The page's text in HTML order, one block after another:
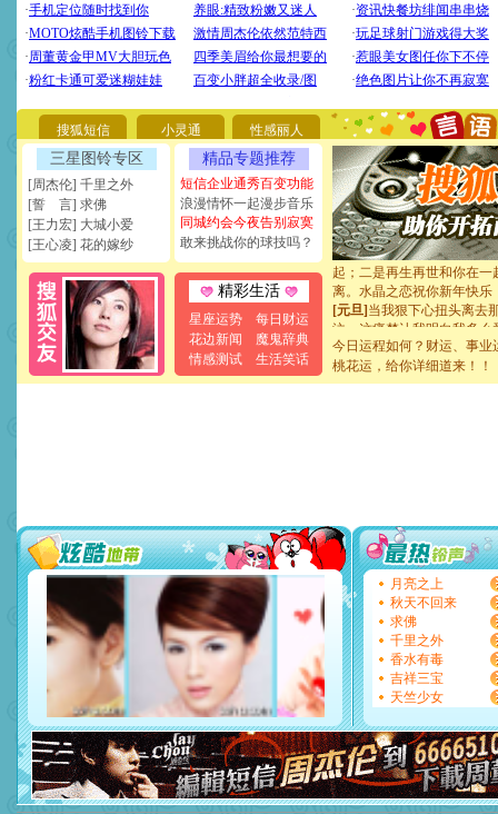
搜狐短信 小灵通 性感丽人
三星图铃专区
[周杰伦] 千里之外
[誓 言] 求佛
[王力宏] 大城小爱
[王心凌] 花的嫁纱
精品专题推荐
短信企业通秀百变功能
浪漫情怀一起漫步音乐
同城约会今夜告别寂寞
敢来挑战你的球技吗？
精彩生活
星座运势
每日财运
花边新闻
魔鬼辞典
情感测试
生活笑话
[圣诞节] 圣诞节到了，想想
你太多，只有给你五千万
要平安！千万要知足！千
[圣诞节]不只这样的日子才
天都要快乐噢!
[圣诞节]奉上一颗祝福的心,
如意,快乐,鲜花,一切美好的
[元旦]看到你我会触电；看
断电。爱你是我职业，想
你是我专业！水晶之恋祝你
[元旦]如果上天让我许三个
起；二是再生再世和你在
离。水晶之恋祝你新年快乐
[元旦]当我狠下心扭头离去
泣，这痛楚让我明白我多
卖了。水晶之恋祝你新年快
[春节]风柔雨润好月圆，半
颜！冬去春来似水如烟，
道一声平安！新年吉祥万事
能正大光明地骚扰你,告诉
天都要快乐噢!
[圣诞节]
奉上一颗祝福的
如意,快乐,鲜花,一切美好
[元旦]
看到你我会触电；
断电。爱你是我职业，想
你是我专业！水晶之恋祝你
[元旦]
如果上天让我许三
起；二是再生再世和你在
离。水晶之恋祝你新年快乐
[元旦]当我狠下心扭头离去
泣，这痛楚让我明白我多
卖了。水晶之恋祝你新年快
[春节]风柔雨润好月圆，半
颜！冬去春来似水如烟，
今日运程如何？财运、事业
桃花运，给你详细道来！！
月亮之上
秋天不回来
求佛
千里之外
香水有毒
吉祥三宝
天竺少女